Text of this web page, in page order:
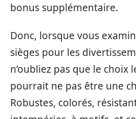
bonus supplémentaire.
Donc, lorsque vous
sièges pour les
n’oubliez pas que le choix
pourrait ne pas être une
Robustes, colorés,